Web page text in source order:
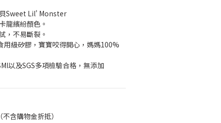
Sweet Lil' Monster
龍繽紛顏色。
，不易斷裂。
用級矽膠，寶寶咬得開心，媽媽100%
以及SGS多項檢驗合格，無添加
含購物金折抵）